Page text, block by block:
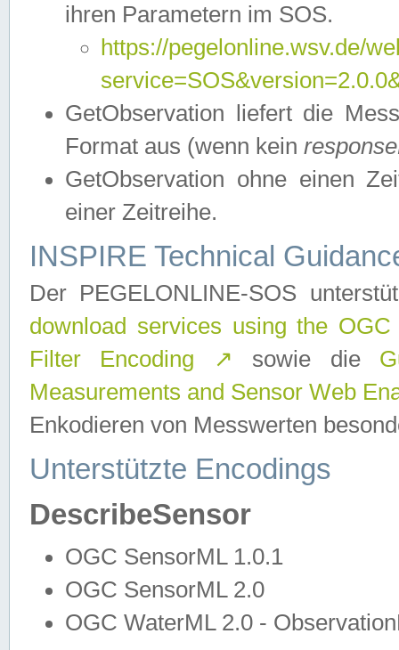
ihren Parametern im SOS.
https://pegelonline.wsv.de/
GetObservation liefert die
Format aus (wenn kein
GetObservation ohne einen
einer Zeitreihe.
INSPIRE Technical
Der PEGELONLINE-SOS
download services using the
Filter Encoding
↗ sowie die
Measurements and Sensor Web
Enkodieren von Messwerten
Unterstützte Encodings
DescribeSensor
OGC SensorML 1.0.1
OGC SensorML 2.0
OGC WaterML 2.0 -